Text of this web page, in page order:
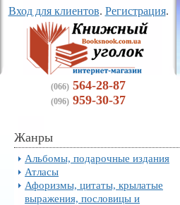
Вход для клиентов. Регистрация.
(066) 564-28-87
(096) 959-30-37
Жанры
Альбомы, подарочные издания
Атласы
Афоризмы, цитаты, крылатые
выражения, пословицы и